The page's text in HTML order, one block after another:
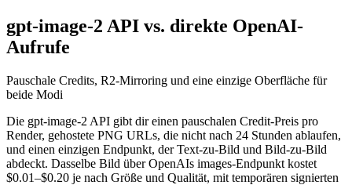
gpt-image-2 API vs. direkte OpenAI-
Aufrufe
Pauschale Credits, R2-Mirroring und eine einzige Oberfläche für
beide Modi
Die gpt-image-2 API gibt dir einen pauschalen Credit-Preis pro
Render, gehostete PNG URLs, die nicht nach 24 Stunden ablaufen,
und einen einzigen Endpunkt, der Text-zu-Bild und Bild-zu-Bild
abdeckt. Dasselbe Bild über OpenAIs images-Endpunkt kostet
$0.01–$0.20 je nach Größe und Qualität, mit temporären signierten